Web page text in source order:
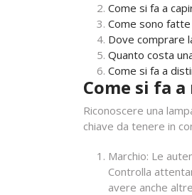
Come si fa a
Come sono
Dove comprare
Quanto costa
Come si fa a
Come si fa
Riconoscere una
chiave da tenere in
Marchio: Le
Controlla
avere anche